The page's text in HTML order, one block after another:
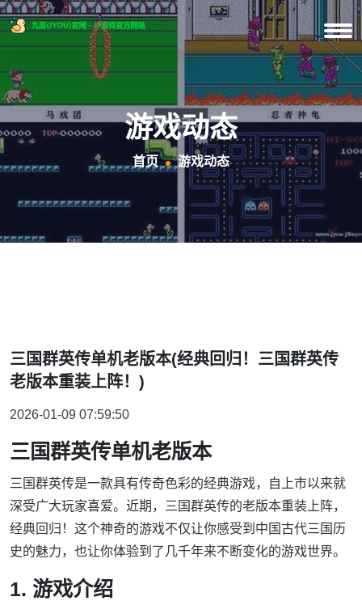
游戏动态
首页 游戏动态
三国群英传单机老版本(经典回归！三国群英传
老版本重装上阵！)
2026-01-09 07:59:50
三国群英传单机老版本
三国群英传是一款具有传奇色彩的经典游戏，自上市以来就
深受广大玩家喜爱。近期，三国群英传的老版本重装上阵，
经典回归！这个神奇的游戏不仅让你感受到中国古代三国历
史的魅力，也让你体验到了几千年来不断变化的游戏世界。
1. 游戏介绍